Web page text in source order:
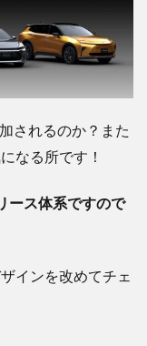
されるのか？ また
なる所です！
ース体系ですので
インを改めてチェ